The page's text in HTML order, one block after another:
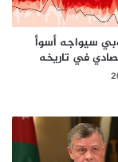
سيواجه أسوأ
في تاريخه